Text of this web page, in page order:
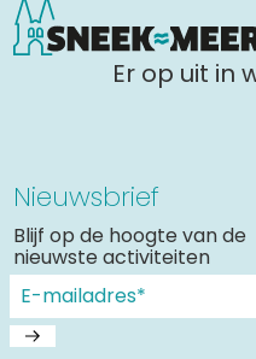
Er op uit in
Nieuwsbrief
Blijf op de hoogte van de
nieuwste activiteiten